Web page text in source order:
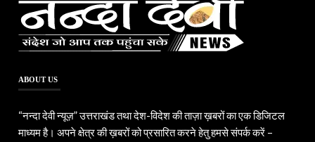
ABOUT US
“नन्दा देवी न्यूज़” उत्तराखंड तथा देश-विदेश की ताज़ा ख़बरों का एक डिजिटल
माध्यम है। अपने क्षेत्र की ख़बरों को प्रसारित करने हेतु हमसे संपर्क करें –